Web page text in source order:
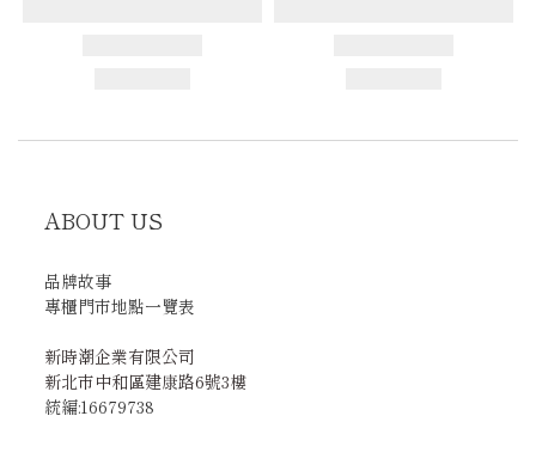
ABOUT US
品牌故事
專櫃門市地點一覽表
新時潮企業有限公司
新北市中和區建康路6號3樓
統編:16679738